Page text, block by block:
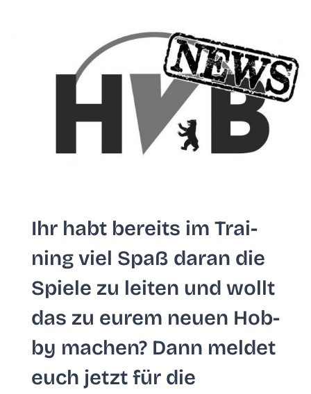
Ihr habt bereits im Trai­
ning viel Spaß dar­an die
Spie­le zu lei­ten und wollt
das zu eurem neu­en Hob­
by machen? Dann mel­det
euch jetzt für die